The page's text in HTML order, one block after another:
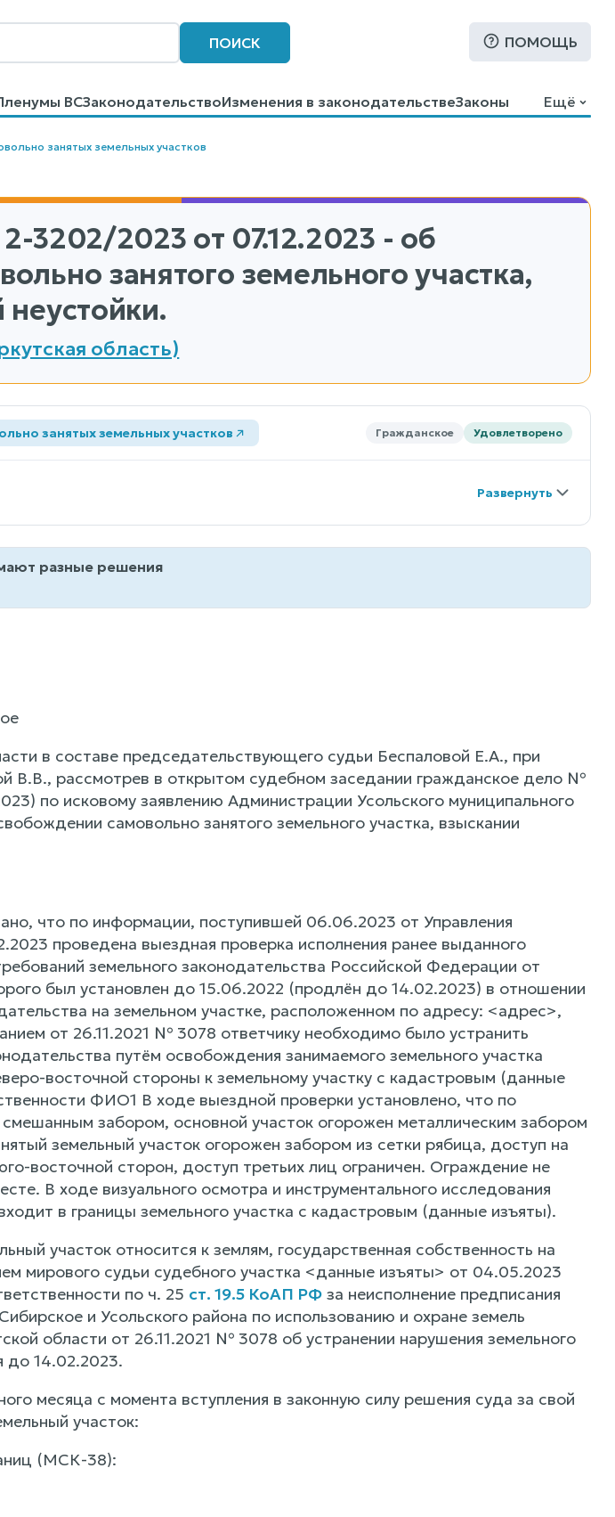
ПОИСК ПОМОЩЬ
ВСЗаконодательствоИзменения в законодательствеЗаконы
Поиск
Ещё
занятых земельных участков
3202/2023 от 07.12.2023 - об
занятого земельного участка,
область)
занятых земельных участков Гражданское Удовлетворено
разные решения
в составе председательствующего судьи Беспаловой Е.А., при
В.В., рассмотрев в открытом судебном заседании гражданское дело №
по исковому заявлению Администрации Усольского муниципального
самовольно занятого земельного участка, взыскании
что по информации, поступившей 06.06.2023 от Управления
проведена выездная проверка исполнения ранее выданного
земельного законодательства Российской Федерации от
был установлен до 15.06.2022 (продлён до 14.02.2023) в отношении
на земельном участке, расположенном по адресу: <адрес>,
от 26.11.2021 № 3078 ответчику необходимо было устранить
путём освобождения занимаемого земельного участка
восточной стороны к земельному участку с кадастровым (данные
ФИО1 В ходе выездной проверки установлено, что по
забором, основной участок огорожен металлическим забором
земельный участок огорожен забором из сетки рябица, доступ на
восточной сторон, доступ третьих лиц ограничен. Ограждение не
В ходе визуального осмотра и инструментального исследования
в границы земельного участка с кадастровым (данные изъяты).
участок относится к землям, государственная собственность на
мирового судьи судебного участка <данные изъяты> от 04.05.2023
по ч. 25 ст. 19.5 КоАП РФза неисполнение предписания
и Усольского района по использованию и охране земель
области от 26.11.2021 № 3078 об устранении нарушения земельного
до 14.02.2023.
месяца с момента вступления в законную силу решения суда за свой
участок:
(МСК-38):